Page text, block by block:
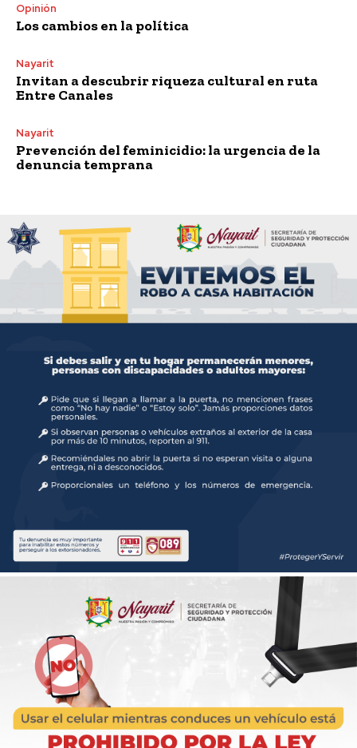
Opinión
Los cambios en la política
Nayarit
Invitan a descubrir riqueza cultural en ruta
Entre Canales
Nayarit
Prevención del feminicidio: la urgencia de la
denuncia temprana